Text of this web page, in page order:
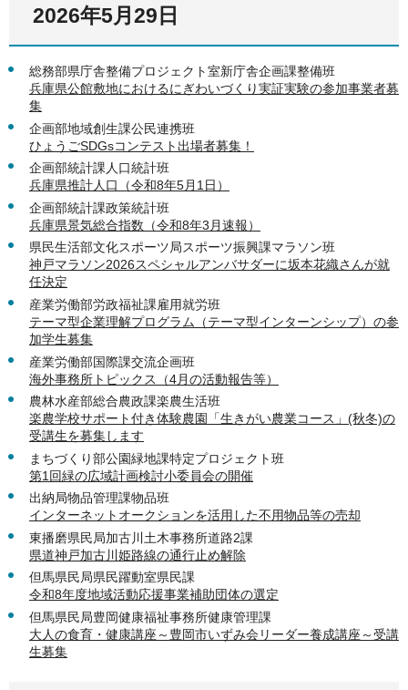
2026年5月29日
総務部県庁舎整備プロジェクト室新庁舎企画課整備班
兵庫県公館敷地におけるにぎわいづくり実証実験の参加事業者募
集
企画部地域創生課公民連携班
ひょうごSDGsコンテスト出場者募集！
企画部統計課人口統計班
兵庫県推計人口（令和8年5月1日）
企画部統計課政策統計班
兵庫県景気総合指数（令和8年3月速報）
県民生活部文化スポーツ局スポーツ振興課マラソン班
神戸マラソン2026スペシャルアンバサダーに坂本花織さんが就
任決定
産業労働部労政福祉課雇用就労班
テーマ型企業理解プログラム（テーマ型インターンシップ）の参
加学生募集
産業労働部国際課交流企画班
海外事務所トピックス（4月の活動報告等）
農林水産部総合農政課楽農生活班
楽農学校サポート付き体験農園「生きがい農業コース」(秋冬)の
受講生を募集します
まちづくり部公園緑地課特定プロジェクト班
第1回緑の広域計画検討小委員会の開催
出納局物品管理課物品班
インターネットオークションを活用した不用物品等の売却
東播磨県民局加古川土木事務所道路2課
県道神戸加古川姫路線の通行止め解除
但馬県民局県民躍動室県民課
令和8年度地域活動応援事業補助団体の選定
但馬県民局豊岡健康福祉事務所健康管理課
大人の食育・健康講座～豊岡市いずみ会リーダー養成講座～受講
生募集